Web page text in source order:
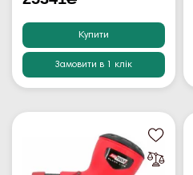
Купити
Замовити в 1 клік